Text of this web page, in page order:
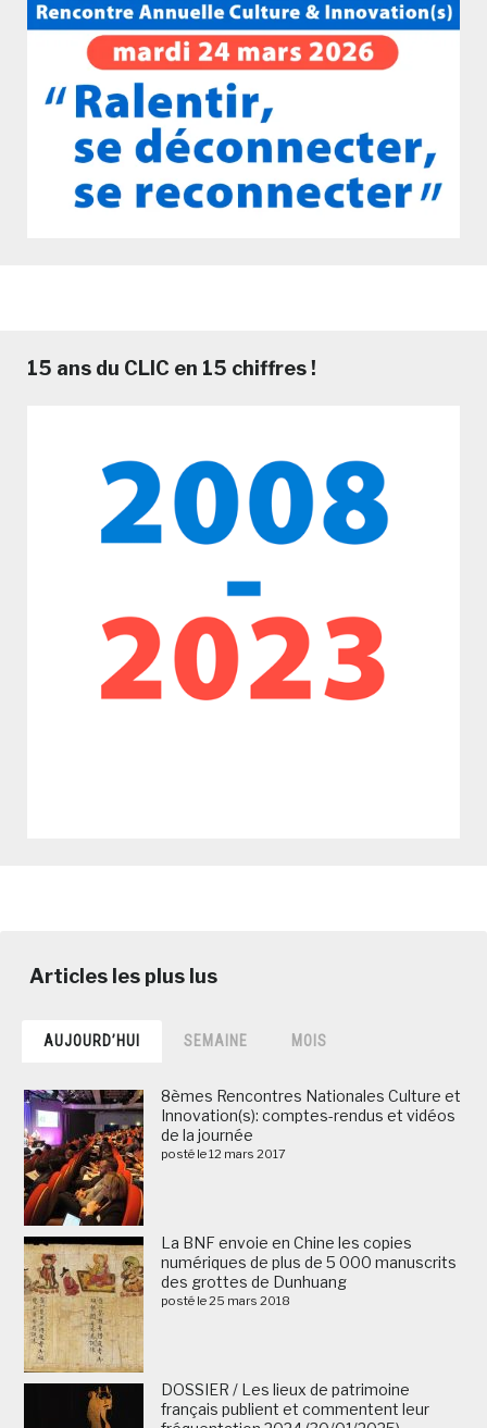
15 ans du CLIC en 15 chiffres !
AUJOURD’HUI SEMAINE MOIS
8èmes Rencontres Nationales Culture et
Innovation(s): comptes-rendus et vidéos
de la journée
posté le 12 mars 2017
La BNF envoie en Chine les copies
numériques de plus de 5 000 manuscrits
des grottes de Dunhuang
posté le 25 mars 2018
DOSSIER / Les lieux de patrimoine
français publient et commentent leur